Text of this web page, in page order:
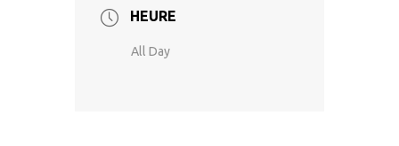
HEURE
All Day